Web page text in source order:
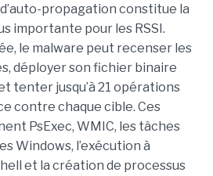
propagation constitue la
importante pour les RSSI.
le malware peut recenser les
déployer son fichier binaire
tenter jusqu’à 21 opérations
contre chaque cible. Ces
PsExec, WMIC, les tâches
Windows, l’exécution à
et la création de processus